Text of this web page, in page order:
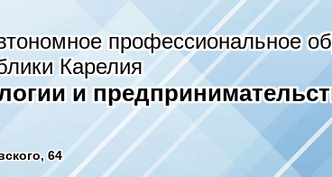
профессиональное
Карелия
и
64